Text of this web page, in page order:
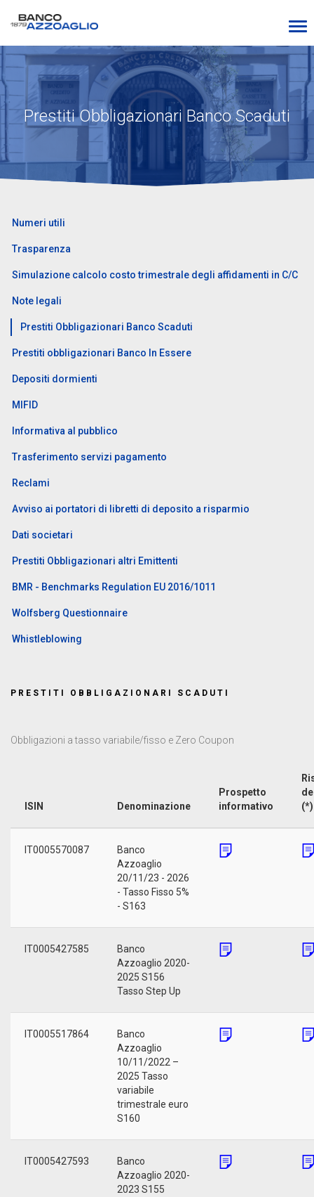
Prestiti Obbligazionari Banco Scaduti
Numeri utili
Trasparenza
Simulazione calcolo costo trimestrale degli affidamenti in C/C
Note legali
Prestiti Obbligazionari Banco Scaduti
Prestiti obbligazionari Banco In Essere
Depositi dormienti
MIFID
Informativa al pubblico
Trasferimento servizi pagamento
Reclami
Avviso ai portatori di libretti di deposito a risparmio
Dati societari
Prestiti Obbligazionari altri Emittenti
BMR - Benchmarks Regulation EU 2016/1011
Wolfsberg Questionnaire
Whistleblowing
PRESTITI OBBLIGAZIONARI SCADUTI
Obbligazioni a tasso variabile/fisso e Zero Coupon
ISIN Denominazione
Prospetto
informativo
(*)
IT0005570087
Banco
Azzoaglio
20/11/23 - 2026
- Tasso Fisso 5%
- S163
IT0005427585
Banco
Azzoaglio 2020-
2025 S156
Tasso Step Up
IT0005517864
Banco
Azzoaglio
10/11/2022 –
2025 Tasso
variabile
trimestrale euro
S160
IT0005427593
Banco
Azzoaglio 2020-
2023 S155